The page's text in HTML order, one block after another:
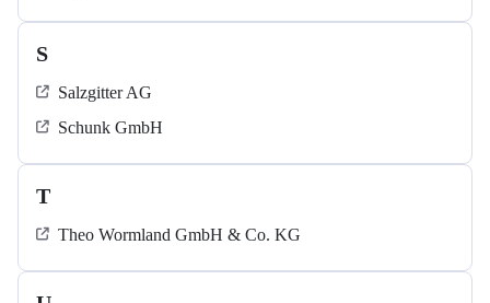
S
Salzgitter AG
Schunk GmbH
T
Theo Wormland GmbH & Co. KG